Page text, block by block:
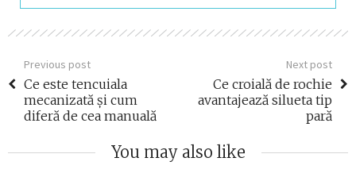
Previous post
Ce este tencuiala
mecanizată și cum
diferă de cea manuală
Next post
Ce croială de rochie
avantajează silueta tip
pară
You may also like